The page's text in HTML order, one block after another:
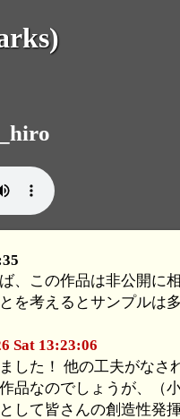
、この作品は非公開に
を考えるとサンプルは
Sat 13:23:06
した！ 他の工夫がなさ
品なのでしょうが、（
して皆さんの創造性発